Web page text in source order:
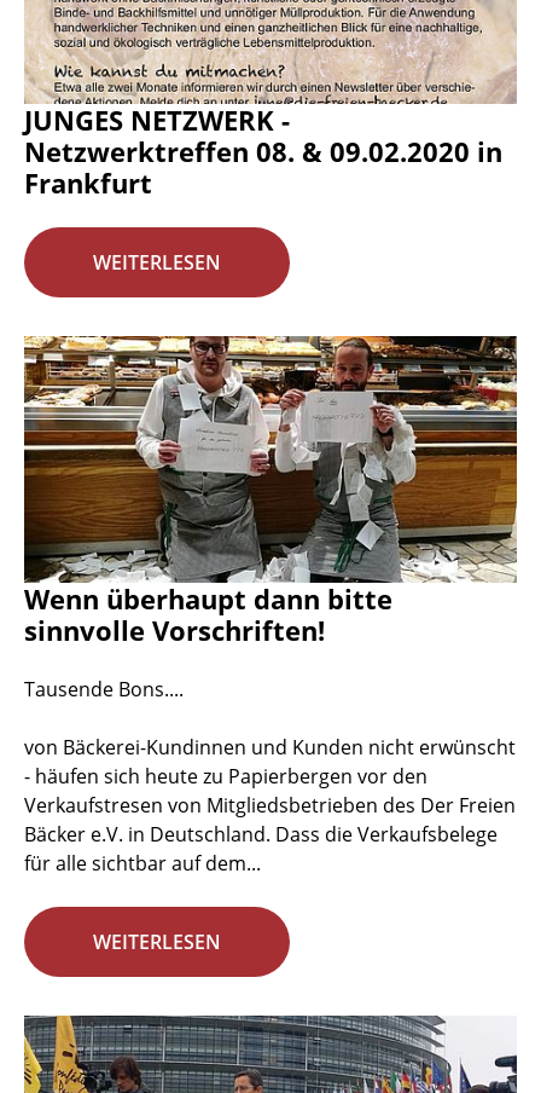
JUNGES NETZWERK -
Netzwerktreffen 08. & 09.02.2020 in
Frankfurt
WEITERLESEN
Wenn überhaupt dann bitte
sinnvolle Vorschriften!
Tausende Bons....
von Bäckerei-Kundinnen und Kunden nicht erwünscht
- häufen sich heute zu Papierbergen vor den
Verkaufstresen von Mitgliedsbetrieben des Der Freien
Bäcker e.V. in Deutschland. Dass die Verkaufsbelege
für alle sichtbar auf dem...
WEITERLESEN